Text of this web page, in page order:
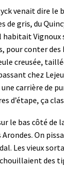
venait dire le
de gris, du
habitait Vignoux
pour conter des
creusée,
chez
carrière de
d’étape, ça
le bas côté de
Arondes. On
Les vieux
des